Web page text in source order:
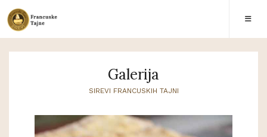
Galerija
SIREVI FRANCUSKIH TAJNI